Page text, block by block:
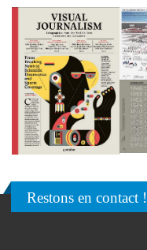
Restons en contact !